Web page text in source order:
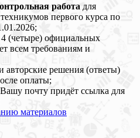
работа для
первого курса по
4 (четыре) официальных
всем требованиям и
авторские решения (ответы)
оплаты;
почту придёт ссылка для
материалов